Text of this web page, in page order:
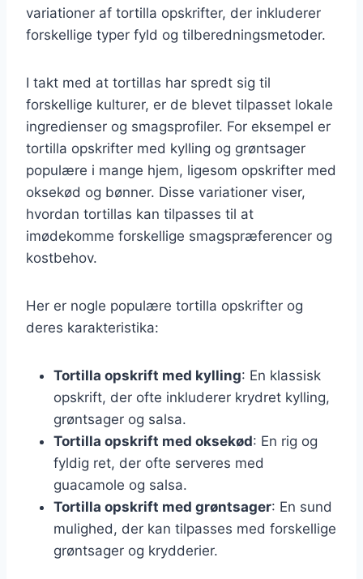
variationer af tortilla opskrifter, der inkluderer
forskellige typer fyld og tilberedningsmetoder.
I takt med at tortillas har spredt sig til
forskellige kulturer, er de blevet tilpasset lokale
ingredienser og smagsprofiler. For eksempel er
tortilla opskrifter med kylling og grøntsager
populære i mange hjem, ligesom opskrifter med
oksekød og bønner. Disse variationer viser,
hvordan tortillas kan tilpasses til at
imødekomme forskellige smagspræferencer og
kostbehov.
Her er nogle populære tortilla opskrifter og
deres karakteristika:
Tortilla opskrift med kylling: En klassisk
opskrift, der ofte inkluderer krydret kylling,
grøntsager og salsa.
Tortilla opskrift med oksekød: En rig og
fyldig ret, der ofte serveres med
guacamole og salsa.
Tortilla opskrift med grøntsager: En sund
mulighed, der kan tilpasses med forskellige
grøntsager og krydderier.